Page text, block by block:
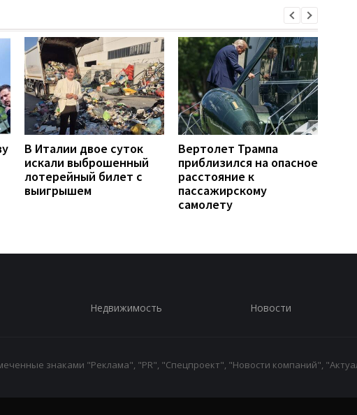
В Италии двое суток
искали выброшенный
лотерейный билет с
выигрышем
Вертолет Трампа
приблизился на опасное
расстояние к
пассажирскому
самолету
Недвижимость Новости
знаками "Реклама", "PR", "Спецпроект", "Новости компаний",